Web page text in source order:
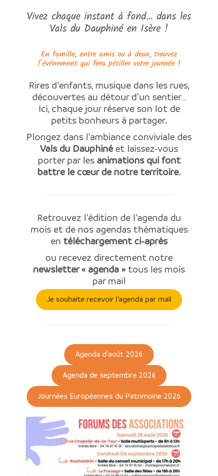
Vivez chaque instant à fond… dans les
Vals du Dauphiné en Isère !
En famille, entre amis ou à deux, trouvez
l’événement qui fera pétiller votre journée !
Rires d’enfants, musique dans les rues,
découvertes au détour d’un sentier…
Ici, chaque jour réserve son lot de
petits bonheurs à partager.
Plongez dans l’ambiance conviviale des
Vals du Dauphinéet laissez-vous
porter par les animations qui font
battre le cœur de notre territoire.
Retrouvez l’édition de l’agenda du
mois et de nos agendas thématiques
en téléchargement ci-après
ou recevez directement notre
newsletter « agenda » tous les mois
par mail
Je souhaite recevoir l’agenda par mail
Agenda d’août 2026
Agenda de septembre 2026
Journées Européennes du Patrimoine 2026